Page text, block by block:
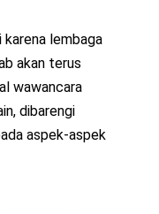
lembaga
akan terus
wawancara
dibarengi
aspek-aspek